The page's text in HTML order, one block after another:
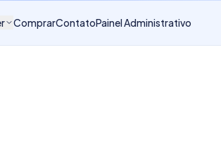
ComprarContatoPainel Administrativo